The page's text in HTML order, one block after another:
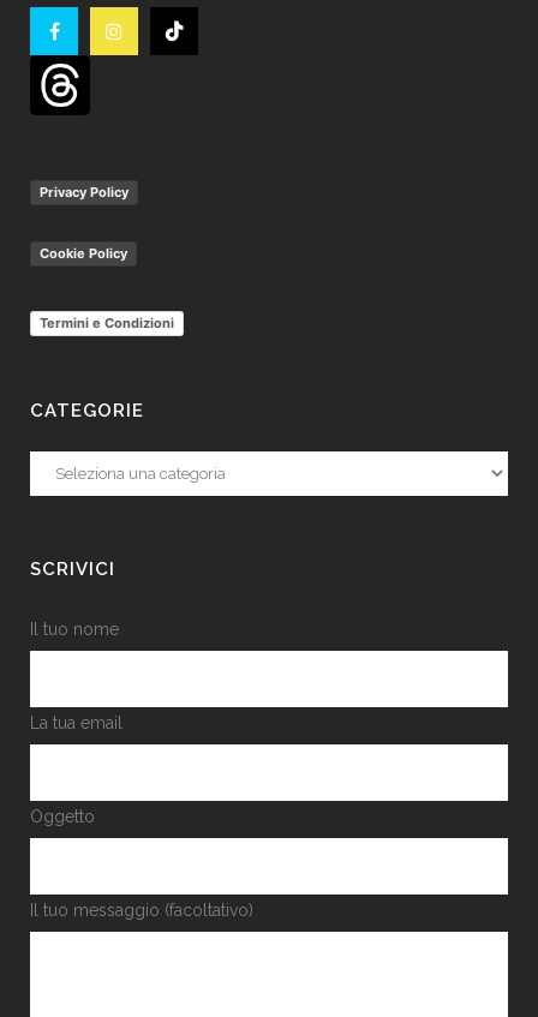
Privacy Policy
Cookie Policy
Termini e Condizioni
CATEGORIE
Categorie
SCRIVICI
Il tuo nome
La tua email
Oggetto
Il tuo messaggio (facoltativo)